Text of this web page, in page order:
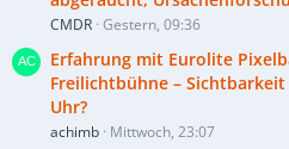
CMDR Gestern, 09:36
Erfahrung mit Eurolite
Freilichtbühne –
Uhr?
achimb Mittwoch, 23:07